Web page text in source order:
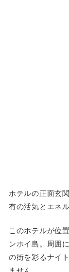
ホテルの正面玄
有の活気とエネ
このホテルが位
ンホイ島。周囲
の街を彩るナイ